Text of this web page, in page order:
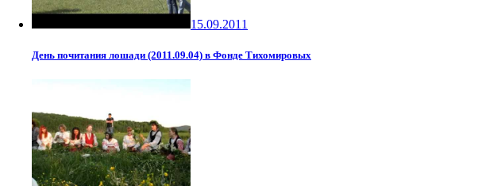
15.09.2011
День почитания лошади (2011.09.04) в Фонде Тихомировых